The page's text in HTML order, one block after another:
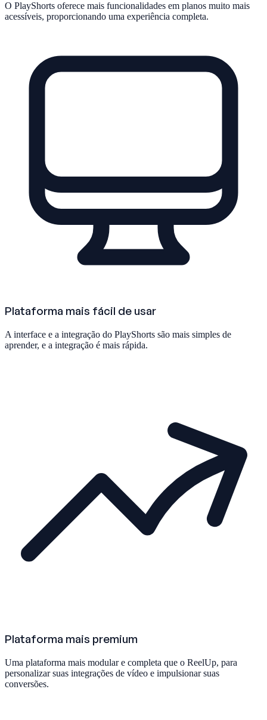
O PlayShorts oferece mais funcionalidades em planos muito mais
acessíveis, proporcionando uma experiência completa.
Plataforma mais fácil de usar
A interface e a integração do PlayShorts são mais simples de
aprender, e a integração é mais rápida.
Plataforma mais premium
Uma plataforma mais modular e completa que o ReelUp, para
personalizar suas integrações de vídeo e impulsionar suas
conversões.